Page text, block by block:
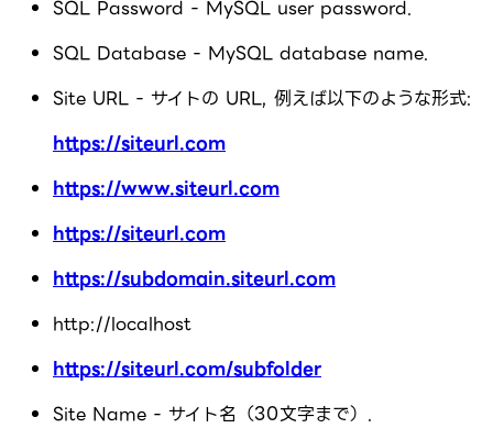
SQL Password - MySQL user password.
SQL Database - MySQL database name.
Site URL - サイトの URL, 例えば以下のような形式:
https://siteurl.com
https://www.siteurl.com
https://siteurl.com
https://subdomain.siteurl.com
http://localhost
https://siteurl.com/subfolder
Site Name - サイト名（30文字まで）.